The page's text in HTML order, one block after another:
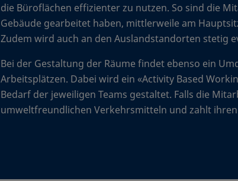
die Büroflächen effizienter zu nutzen. So sind die
Gebäude gearbeitet haben, mittlerweile am
Zudem wird auch an den Auslandstandorten stetig
Bei der Gestaltung der Räume findet ebenso ein
Arbeitsplätzen. Dabei wird ein «Activity Based
Bedarf der jeweiligen Teams gestaltet. Falls die
umweltfreundlichen Verkehrsmitteln und zahlt